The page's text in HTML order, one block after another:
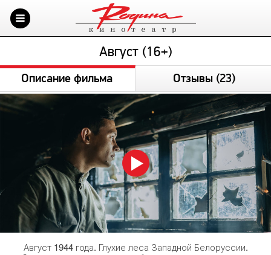
Август (16+)
Описание фильма Отзывы (23)
Август 1944 года. Глухие леса Западной Белоруссии.